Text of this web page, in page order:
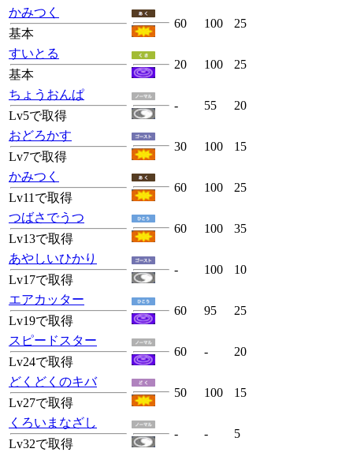
かみつく
基本
60 100 25
すいとる
基本
20 100 25
ちょうおんぱ
Lv5で取得
- 55 20
おどろかす
Lv7で取得
30 100 15
かみつく
Lv11で取得
60 100 25
つばさでうつ
Lv13で取得
60 100 35
あやしいひかり
Lv17で取得
- 100 10
エアカッター
Lv19で取得
60 95 25
スピードスター
Lv24で取得
60 - 20
どくどくのキバ
Lv27で取得
50 100 15
くろいまなざし
Lv32で取得
- - 5